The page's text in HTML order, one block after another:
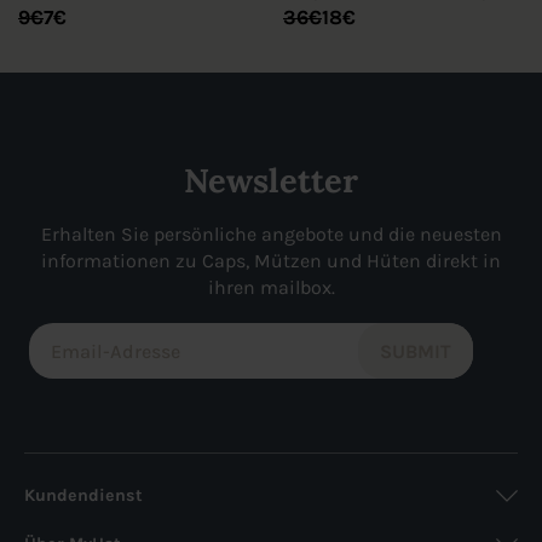
9€
Ursprünglicher
9€
7€
Aktueller
7€.
36€
Ursprünglicher
36€
18€
Aktueller
18€.
Newsletter
Erhalten Sie persönliche angebote und die neuesten
informationen zu Caps, Mützen und Hüten direkt in
ihren mailbox.
Kundendienst